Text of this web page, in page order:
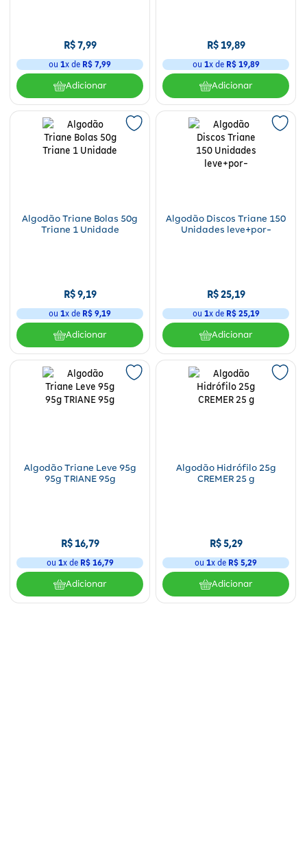
R$7,99
ou 1x de R$ 7,99
Adicionar
R$19,89
ou 1x de R$ 19,89
Adicionar
Algodão Triane Bolas 50g
Triane 1 Unidade
R$9,19
ou 1x de R$ 9,19
Adicionar
Algodão Discos Triane 150
Unidades leve+por-
R$25,19
ou 1x de R$ 25,19
Adicionar
Algodão Triane Leve 95g
95g TRIANE 95g
R$16,79
ou 1x de R$ 16,79
Adicionar
Algodão Hidrófilo 25g
CREMER 25 g
R$5,29
ou 1x de R$ 5,29
Adicionar